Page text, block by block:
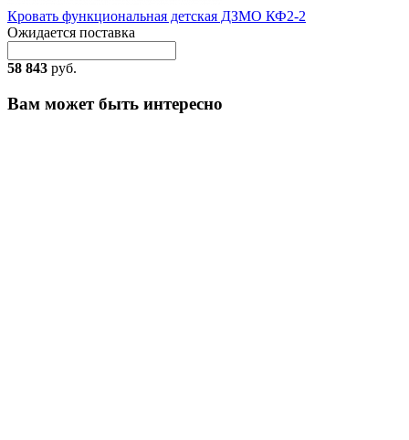
Кровать функциональная детская ДЗМО КФ2-2
Ожидается поставка
58 843 руб.
Вам может быть интересно